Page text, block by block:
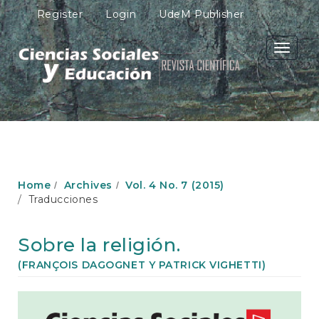
M
a
i
n
N
a
v
i
g
n
n
C
n
Register Login UdeM Publisher
Toggle
Home Archives
Vol. 4 No. 7 (2015)
Traducciones
Sobre la religión.
(FRANÇOIS DAGOGNET Y PATRICK VIGHETTI)